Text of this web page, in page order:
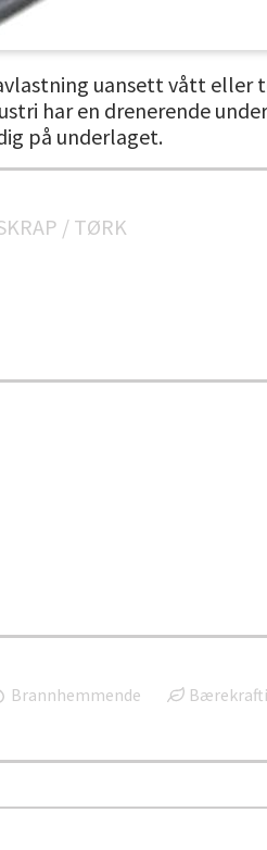
uansett vått
har en drenerende
på underlaget.
/ TØRK
Brannhemmende